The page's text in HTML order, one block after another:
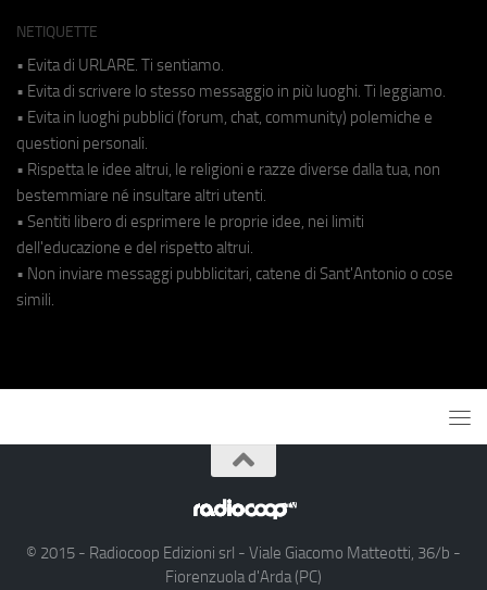
NETIQUETTE
• Evita di URLARE. Ti sentiamo.
• Evita di scrivere lo stesso messaggio in più luoghi. Ti leggiamo.
• Evita in luoghi pubblici (forum, chat, community) polemiche e
questioni personali.
• Rispetta le idee altrui, le religioni e razze diverse dalla tua, non
bestemmiare né insultare altri utenti.
• Sentiti libero di esprimere le proprie idee, nei limiti
dell'educazione e del rispetto altrui.
• Non inviare messaggi pubblicitari, catene di Sant'Antonio o cose
simili.
© 2015 - Radiocoop Edizioni srl - Viale Giacomo Matteotti, 36/b -
Fiorenzuola d'Arda (PC)